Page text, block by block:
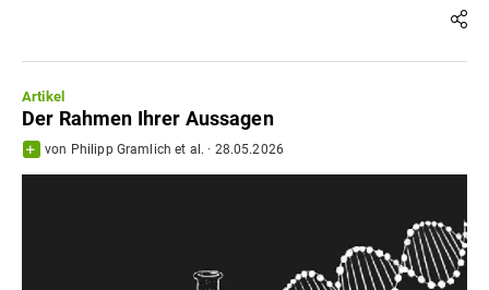
Artikel
Der Rahmen Ihrer Aussagen
von Philipp Gramlich et al. · 28.05.2026